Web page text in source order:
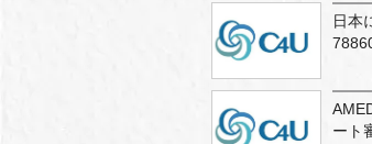
日本
ート